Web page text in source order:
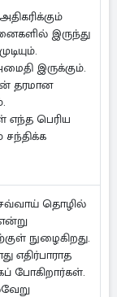
இருந்து
இருக்கும்.
தரமான
எந்த பெரிய
தொழில்
நுழைகிறது.
எதிர்பாராத
போகிறார்கள்.